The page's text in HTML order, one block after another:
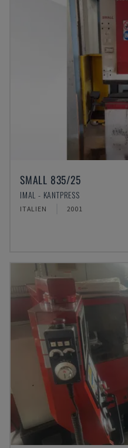
SMALL 835/25
IMAL - KANTPRESS
ITALIEN 2001